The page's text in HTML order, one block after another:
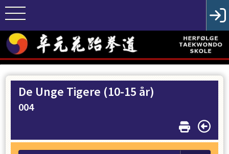
De Unge Tigere (10-15 år)
004